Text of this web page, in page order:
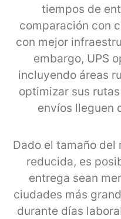
tiempos de
comparación con
con mejor
embargo, UPS
incluyendo áreas
optimizar sus
envíos lleguen
Dado el tamaño
reducida, es
entrega sean
ciudades más
durante días